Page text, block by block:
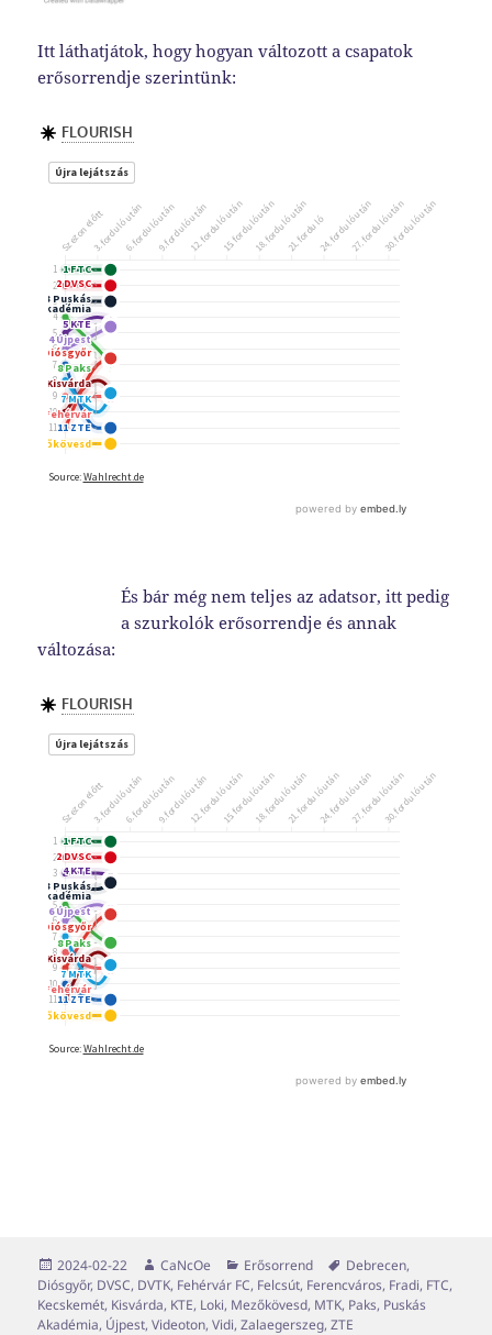
Itt láthatjátok, hogy hogyan változott a csapatok
erősorrendje szerintünk:
És bár még nem teljes az adatsor, itt pedig
a szurkolók erősorrendje és annak
változása:
Közzétéve
2024-02-22 Szerző
CaNcOe Kategória
Erősorrend Címke
Debrecen,
Diósgyőr, DVSC, DVTK, Fehérvár FC, Felcsút, Ferencváros, Fradi, FTC,
Kecskemét, Kisvárda, KTE, Loki, Mezőkövesd, MTK, Paks, Puskás
Akadémia, Újpest,Videoton,Vidi,Zalaegerszeg,ZTE